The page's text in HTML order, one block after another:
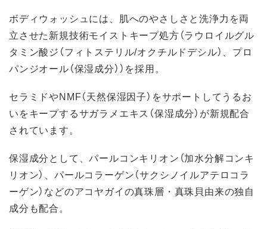
ボディウォッシュには、肌へのやさしさと洗浄力を両
立させた新規技術モイストキープ処方（ラウロイルグル
タミン酸ジ（フィトステリル/オクチルドデシル）、プロ
パンジオール（保湿成分））を採用。
セラミドやNMF（天然保湿因子）をサポートしてうるお
いをキープするサガラメエキス（保湿成分）が新規配合
されています。
保湿成分として、パールコンキリオン（加水分解コンキ
リオン）、パールコラーゲン（サクシノイルアテロコラ
ーゲン）などのアコヤガイの真珠層・真珠貝由来の独自
成分も配合。